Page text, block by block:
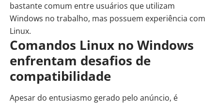
bastante comum entre usuários que utilizam
Windows no trabalho, mas possuem experiência com
Linux.
Comandos Linux no Windows
enfrentam desafios de
compatibilidade
Apesar do entusiasmo gerado pelo anúncio, é